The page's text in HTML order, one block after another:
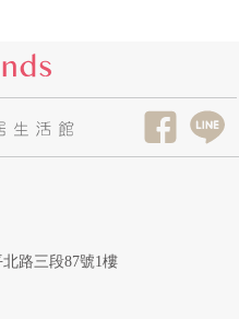
路三段87號1樓